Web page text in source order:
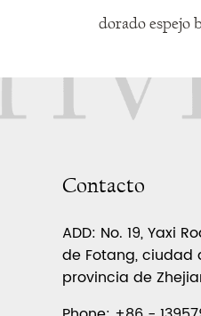
dorado espejo
Contacto
ADD: No. 19, Yaxi
de Fotang, ciudad
provincia de